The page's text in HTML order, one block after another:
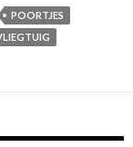
POORTJES